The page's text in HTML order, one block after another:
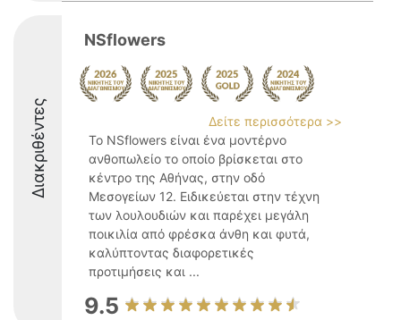
Διακριθέντες
NSflowers
Δείτε περισσότερα >>
Το NSflowers είναι ένα μοντέρνο
ανθοπωλείο το οποίο βρίσκεται στο
κέντρο της Αθήνας, στην οδό
Μεσογείων 12. Ειδικεύεται στην τέχνη
των λουλουδιών και παρέχει μεγάλη
ποικιλία από φρέσκα άνθη και φυτά,
καλύπτοντας διαφορετικές
προτιμήσεις και ...
9.5